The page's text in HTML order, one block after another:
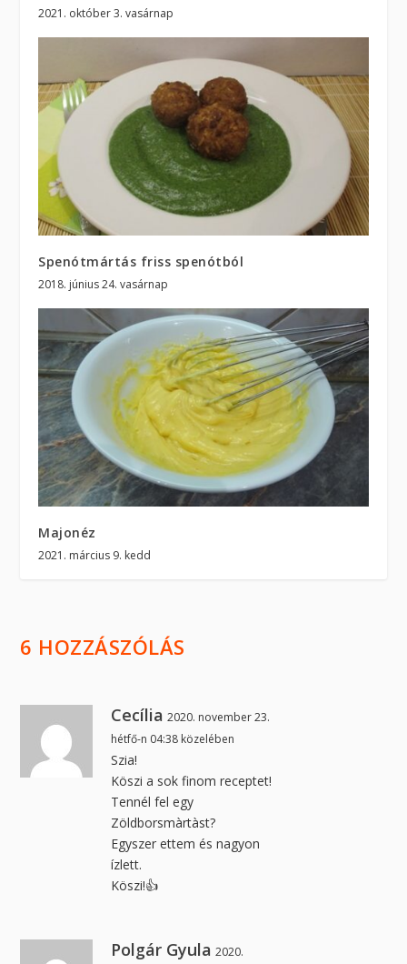
2021. október 3. vasárnap
Spenótmártás friss spenótból
2018. június 24. vasárnap
Majonéz
2021. március 9. kedd
6 HOZZÁSZÓLÁS
Cecília 2020. november 23.
hétfő-n 04:38 közelében
Szia!
Köszi a sok finom receptet!
Tennél fel egy
Zöldborsmàrtàst?
Egyszer ettem és nagyon
ízlett.
Köszi!👍
Polgár Gyula 2020.